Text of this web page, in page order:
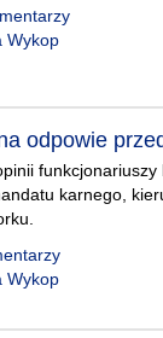
Wykop
odpowie
funkcjonariuszy
karnego,
Wykop